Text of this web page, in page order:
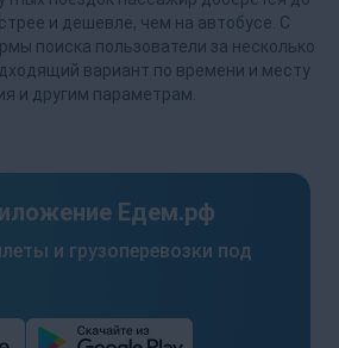
и дешевле, чем на автобусе. С
поиска пользователи за несколько
вариант по времени и месту
и другим параметрам.
Едем.рф
и грузоперевозки под